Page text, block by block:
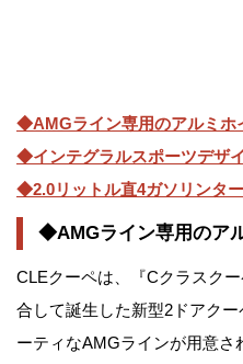
◆AMGライン専用のアルミホ
◆インテグラルスポーツデザ
◆2.0リットル直4ガソリンタ
◆AMGライン専用のア
CLEクーペは、『Cクラスク
合して誕生した新型2ドアク
ーティなAMGラインが用意